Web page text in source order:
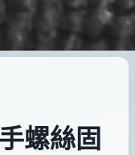
螺絲固